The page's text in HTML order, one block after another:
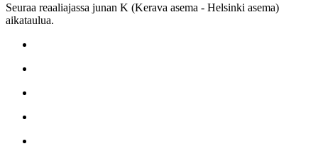
Seuraa reaaliajassa junan K (Kerava asema - Helsinki asema)
aikataulua.